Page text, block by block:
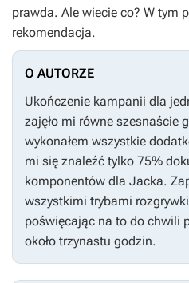
prawda. Ale wiecie co? W tym
rekomendacja.
O AUTORZE
Ukończenie kampanii dla
zajęło mi równe szesnaście
wykonałem wszystkie
mi się znaleźć tylko 75%
komponentów dla Jacka.
wszystkimi trybami
poświęcając na to do chwili
około trzynastu godzin.